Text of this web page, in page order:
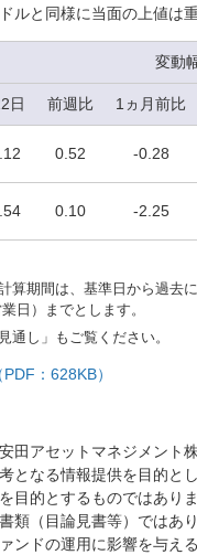
ルと同様に当面の上値は
変動
日 前週比 1ヵ月前比
0.52 -0.28
0.10 -2.25
算期間は、基準日から過去
日）までとします。
通し」もご覧ください。
：628KB）
田アセットマネジメント
となる情報提供を目的と
目的とするものではあり
類（目論見書等）ではあ
ンドの運用に影響を与え